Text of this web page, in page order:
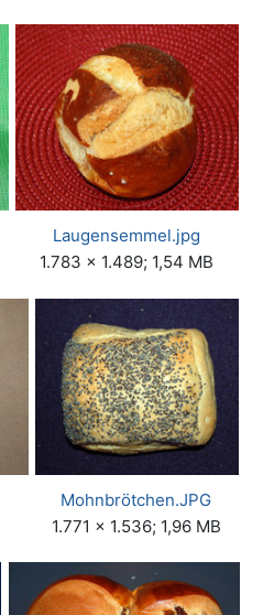
Laugensemmel.jpg
1.783 × 1.489; 1,54 MB
Mohnbrötchen.JPG
1.771 × 1.536; 1,96 MB